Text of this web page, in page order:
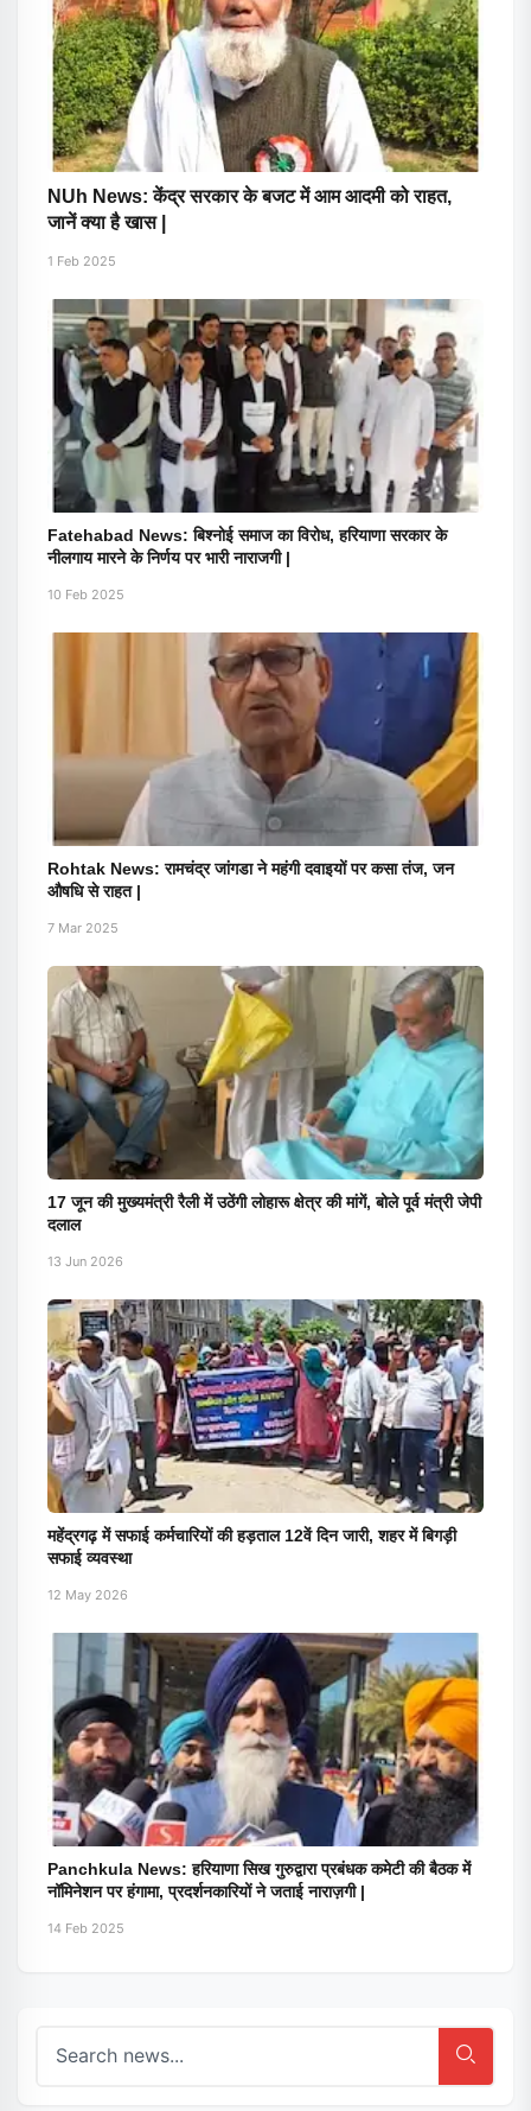
NUh News: केंद्र सरकार के बजट में आम आदमी को राहत,
जानें क्या है खास |
1 Feb 2025
Fatehabad News: बिश्नोई समाज का विरोध, हरियाणा सरकार के
नीलगाय मारने के निर्णय पर भारी नाराजगी |
10 Feb 2025
Rohtak News: रामचंद्र जांगडा ने महंगी दवाइयों पर कसा तंज, जन
औषधि से राहत |
7 Mar 2025
17 जून की मुख्यमंत्री रैली में उठेंगी लोहारू क्षेत्र की मांगें, बोले पूर्व मंत्री जेपी
दलाल
13 Jun 2026
महेंद्रगढ़ में सफाई कर्मचारियों की हड़ताल 12वें दिन जारी, शहर में बिगड़ी
सफाई व्यवस्था
12 May 2026
Panchkula News: हरियाणा सिख गुरुद्वारा प्रबंधक कमेटी की बैठक में
नॉमिनेशन पर हंगामा, प्रदर्शनकारियों ने जताई नाराज़गी |
14 Feb 2025